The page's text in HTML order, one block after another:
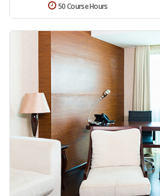
50 Course Hours